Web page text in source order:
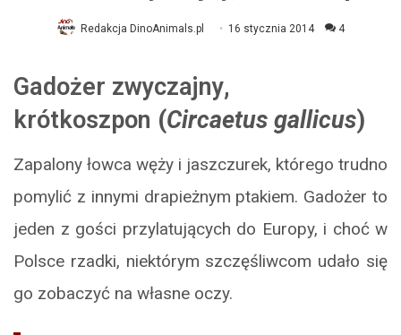
Redakcja DinoAnimals.pl 16 stycznia 2014 4
Gadożer zwyczajny,
krótkoszpon (Circaetus gallicus)
Zapalony łowca węży i jaszczurek, którego trudno
pomylić z innymi drapieżnym ptakiem. Gadożer to
jeden z gości przylatujących do Europy, i choć w
Polsce rzadki, niektórym szczęśliwcom udało się
go zobaczyć na własne oczy.